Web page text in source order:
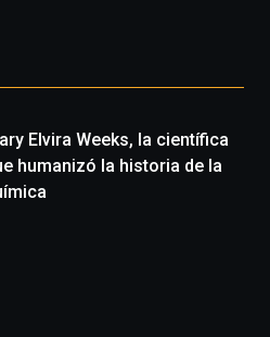
Elvira Weeks, la científica
humanizó la historia de la